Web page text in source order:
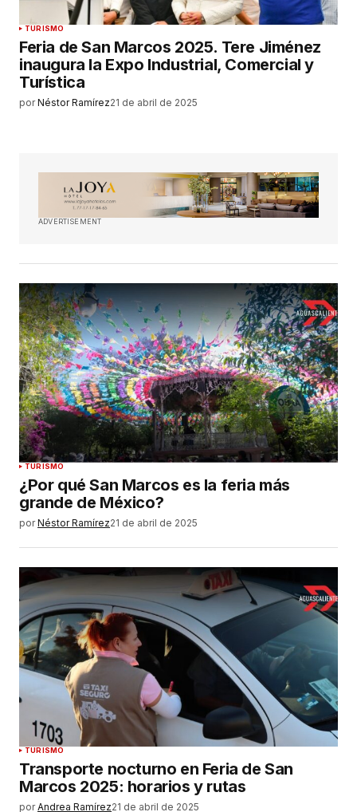
TURISMO
Feria de San Marcos 2025. Tere Jiménez
inaugura la Expo Industrial, Comercial y
Turística
por Néstor Ramírez21 de abril de 2025
ADVERTISEMENT
TURISMO
¿Por qué San Marcos es la feria más
grande de México?
por Néstor Ramírez21 de abril de 2025
TURISMO
Transporte nocturno en Feria de San
Marcos 2025: horarios y rutas
por Andrea Ramírez21 de abril de 2025